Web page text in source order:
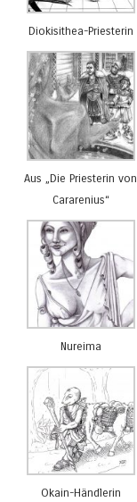
Diokisithea-Priesterin
Aus „Die Priesterin von
Cararenius“
Nureima
Okain-Händlerin